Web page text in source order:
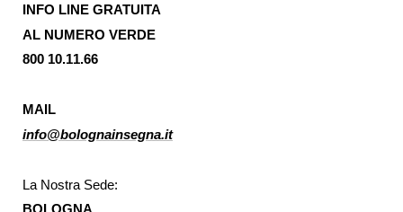
INFO LINE GRATUITA
AL NUMERO VERDE
800 10.11.66
MAIL
info@bolognainsegna.it
La Nostra Sede: